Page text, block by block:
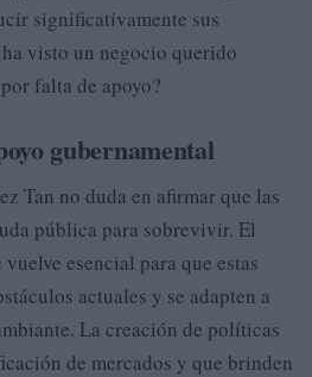
significativamente sus
visto un negocio querido
falta de apoyo?
gubernamental
Tan no duda en afirmar que las
pública para sobrevivir. El
esencial para que estas
actuales y se adapten a
La creación de políticas
de mercados y que brinden